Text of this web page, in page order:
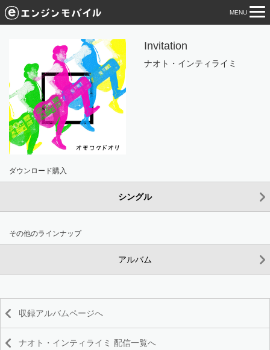
MENU
Invitation
ナオト・インティライミ
ダウンロード購入
シングル
その他のラインナップ
アルバム
収録アルバムページへ
ナオト・インティライミ 配信一覧へ